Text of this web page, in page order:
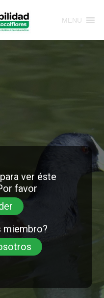
MENU
ver éste
favor
miembro?